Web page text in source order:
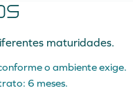
maturidades.
o ambiente exige.
6 meses.